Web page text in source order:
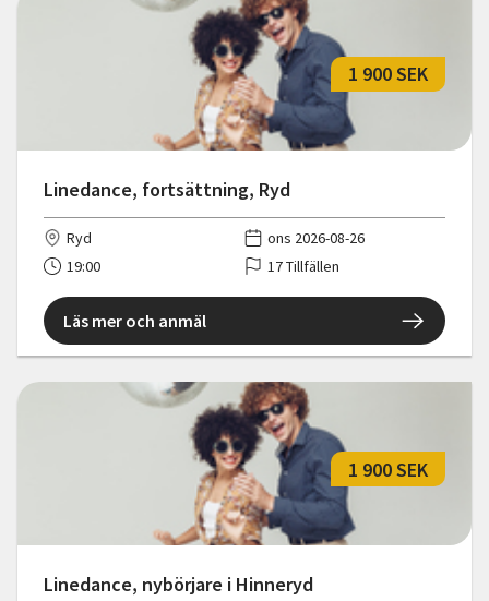
Linedance, fortsättning, Ryd
1 900 SEK
Ryd
ons 2026-08-26
19:00
17 Tillfällen
Läs mer och anmäl
Linedance, nybörjare i Hinneryd
1 900 SEK